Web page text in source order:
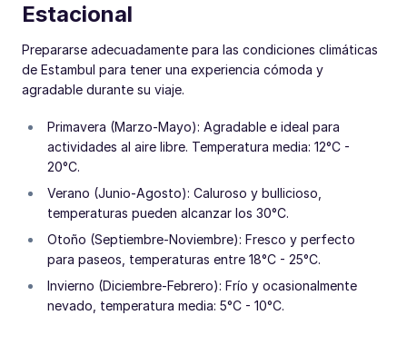
Estacional
Prepararse adecuadamente para las condiciones climáticas
de Estambul para tener una experiencia cómoda y
agradable durante su viaje.
Primavera (Marzo-Mayo): Agradable e ideal para
actividades al aire libre. Temperatura media: 12°C -
20°C.
Verano (Junio-Agosto): Caluroso y bullicioso,
temperaturas pueden alcanzar los 30°C.
Otoño (Septiembre-Noviembre): Fresco y perfecto
para paseos, temperaturas entre 18°C - 25°C.
Invierno (Diciembre-Febrero): Frío y ocasionalmente
nevado, temperatura media: 5°C - 10°C.